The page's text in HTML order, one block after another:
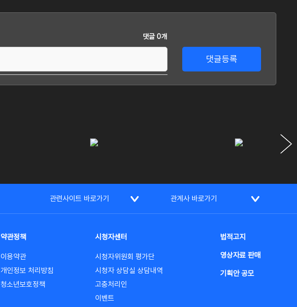
댓글 0개
댓글등록
관련사이트 바로가기 관계사 바로가기
약관정책
이용약관
개인정보 처리방침
청소년보호정책
시청자센터
시청자위원회 평가단
시청자 상담실 상담내역
고충처리인
이벤트
법적고지
영상자료 판매
기획안 공모